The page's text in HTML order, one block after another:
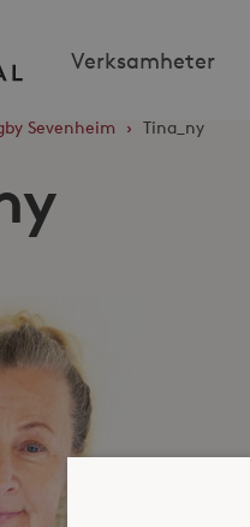
Verksamheter
Sevenheim › Tina_ny